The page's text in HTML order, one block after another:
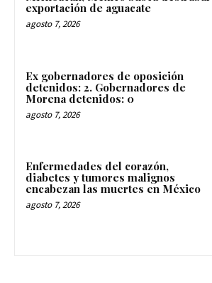
exportación de aguacate
agosto 7, 2026
Ex gobernadores de oposición
detenidos: 2. Gobernadores de
Morena detenidos: 0
agosto 7, 2026
Enfermedades del corazón,
diabetes y tumores malignos
encabezan las muertes en México
agosto 7, 2026